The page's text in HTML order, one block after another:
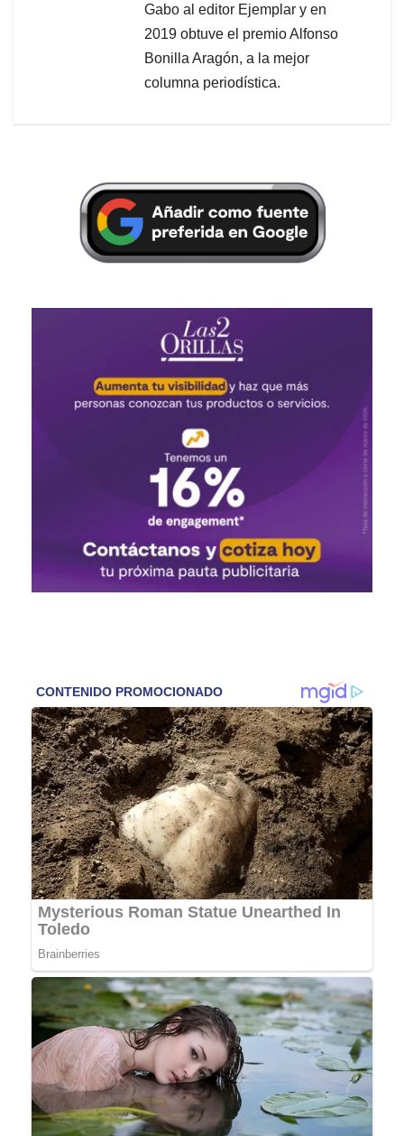
Gabo al editor Ejemplar y en
2019 obtuve el premio Alfonso
Bonilla Aragón, a la mejor
columna periodística.